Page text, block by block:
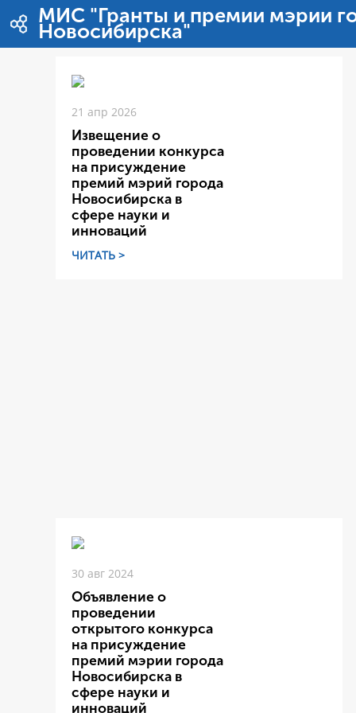
Перейти к содержимому
МИС "Гранты и премии мэрии
Новосибирска"
21 апр 2026
Извещение о
проведении конкурса
на присуждение
премий мэрий города
Новосибирска в
сфере науки и
инноваций
ЧИТАТЬ >
30 авг 2024
Объявление о
проведении
открытого конкурса
на присуждение
премий мэрии города
Новосибирска в
сфере науки и
инноваций